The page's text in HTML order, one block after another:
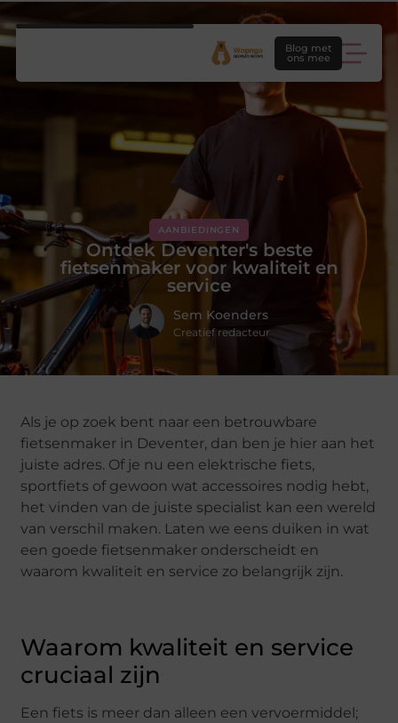
Blog met
ons mee
AANBIEDINGEN
Ontdek Deventer's beste
fietsenmaker voor kwaliteit en
service
Sem Koenders
Creatief redacteur
Als je op zoek bent naar een betrouwbare
fietsenmaker in Deventer, dan ben je hier aan het
juiste adres. Of je nu een elektrische fiets,
sportfiets of gewoon wat accessoires nodig hebt,
het vinden van de juiste specialist kan een wereld
van verschil maken. Laten we eens duiken in wat
een goede fietsenmaker onderscheidt en
waarom kwaliteit en service zo belangrijk zijn.
Waarom kwaliteit en service
cruciaal zijn
Een fiets is meer dan alleen een vervoermiddel;